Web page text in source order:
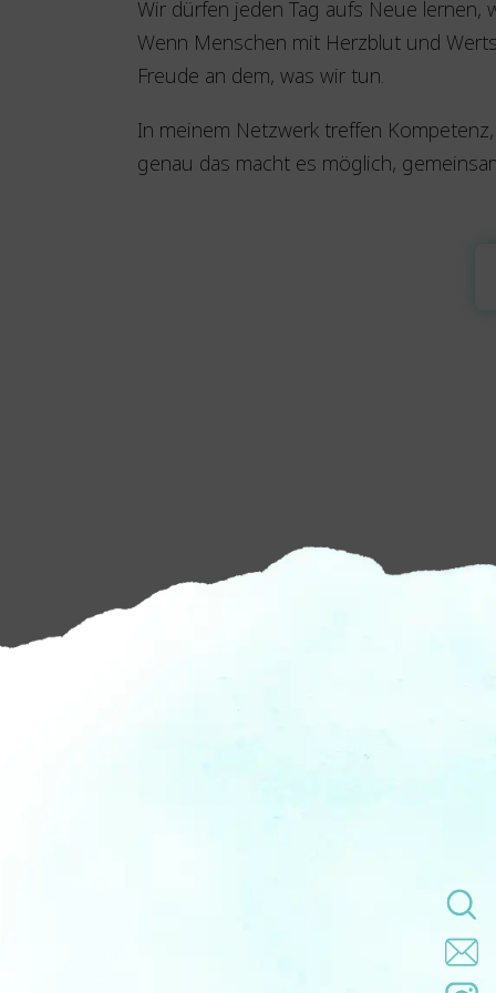
Wir dürfen jeden Tag aufs Neue
Wenn Menschen mit Herzblut und
Freude an dem, was wir tun.
In meinem Netzwerk treffen
genau das macht es möglich,